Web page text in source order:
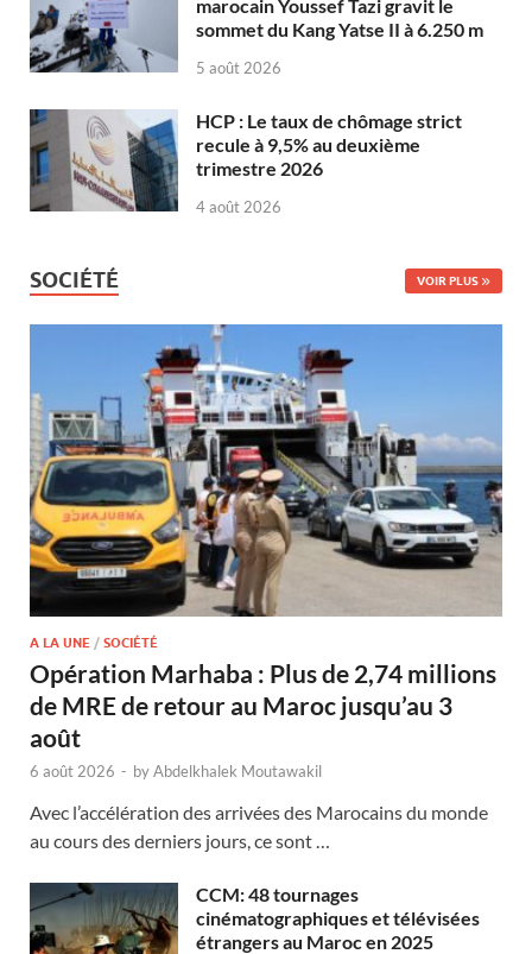
marocain Youssef Tazi gravit le
sommet du Kang Yatse II à 6.250 m
5 août 2026
HCP : Le taux de chômage strict
recule à 9,5% au deuxième
trimestre 2026
4 août 2026
SOCIÉTÉ VOIR PLUS
A LA UNE / SOCIÉTÉ
Opération Marhaba : Plus de 2,74 millions
de MRE de retour au Maroc jusqu’au 3
août
6 août 2026 - byAbdelkhalek Moutawakil
Avec l’accélération des arrivées des Marocains du monde
au cours des derniers jours, ce sont …
CCM: 48 tournages
cinématographiques et télévisées
étrangers au Maroc en 2025